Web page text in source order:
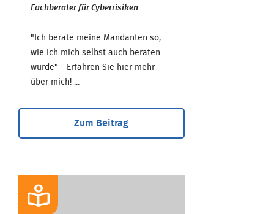
Fachberater für Cyberrisiken
"Ich berate meine Mandanten so,
wie ich mich selbst auch beraten
würde" - Erfahren Sie hier mehr
über mich! ...
Zum Beitrag